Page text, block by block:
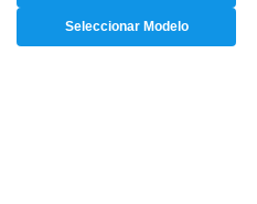
Seleccionar Modelo